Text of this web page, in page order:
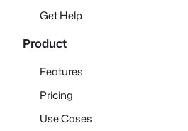
Get Help
Product
Features
Pricing
Use Cases